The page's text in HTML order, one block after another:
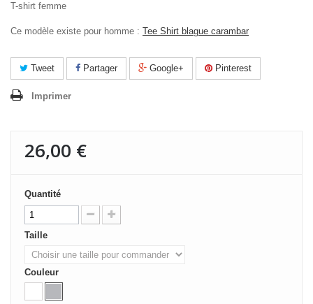
T-shirt femme
Ce modèle existe pour homme : Tee Shirt blague carambar
Tweet Partager Google+ Pinterest
Imprimer
26,00 €
Quantité
Taille
Couleur